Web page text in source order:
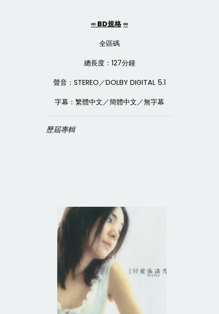
∞ BD規格 ∞
全區碼
總長度：127分鐘
聲音：STEREO／DOLBY DIGITAL 5.1
字幕：繁體中文／簡體中文／無字幕
歷屆專輯